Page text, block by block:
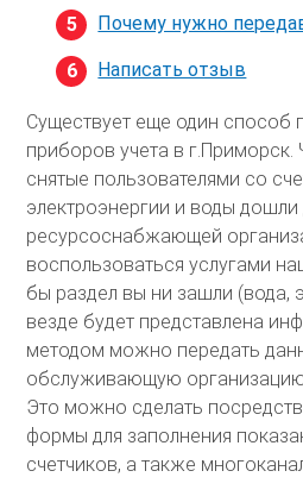
Почему нужно
Написать отзыв
Существует еще один способ
приборов учета в г.Приморск.
снятые пользователями со
электроэнергии и воды дошли
ресурсоснабжающей
воспользоваться услугами
бы раздел вы ни зашли (вода,
везде будет представлена
методом можно передать
обслуживающую
Это можно сделать
формы для заполнения
счетчиков, а также